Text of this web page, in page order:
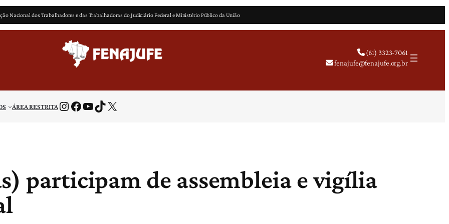
Nacional dos Trabalhadores e das Trabalhadoras do Judiciário Federal e Ministério Público da União
(61) 3323-7061
fenajufe@fenajufe.org.br
ÁREA RESTRITAInstagram Facebook Youtube TikTok X
participam de assembleia e vigília